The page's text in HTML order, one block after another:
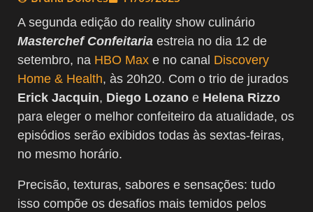
A segunda edição do reality show culinário
Masterchef Confeitaria estreia no dia 12 de
setembro, na HBO Max e no canal Discovery
Home & Health, às 20h20. Com o trio de jurados
Erick Jacquin, Diego Lozano e Helena Rizzo
para eleger o melhor confeiteiro da atualidade, os
episódios serão exibidos todas às sextas-feiras,
no mesmo horário.
Precisão, texturas, sabores e sensações: tudo
isso compõe os desafios mais temidos pelos